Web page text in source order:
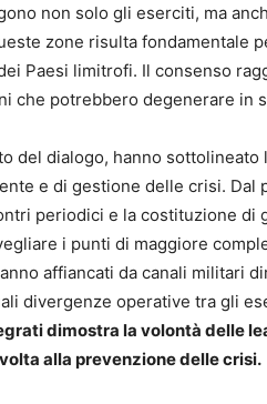
non solo gli eserciti, ma
zone risulta fondamentale
Paesi limitrofi. Il consenso
che potrebbero degenerare in
del dialogo, hanno
e di gestione delle crisi. Dal
periodici e la costituzione di
i punti di maggiore
affiancati da canali militari
divergenze operative tra gli
dimostra la volontà delle
alla prevenzione delle crisi.